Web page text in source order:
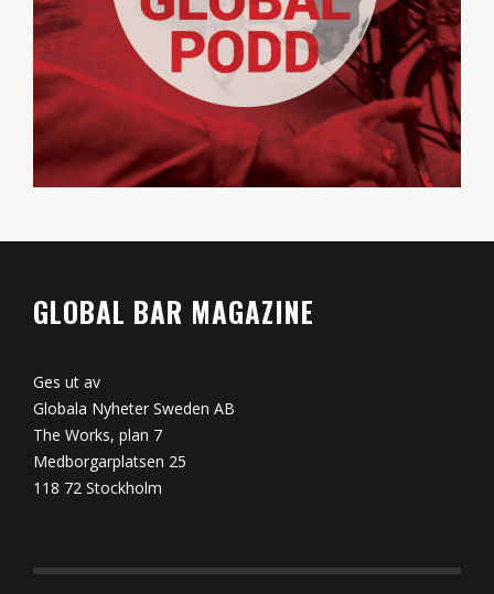
GLOBAL BAR MAGAZINE
Ges ut av
Globala Nyheter Sweden AB
The Works, plan 7
Medborgarplatsen 25
118 72 Stockholm